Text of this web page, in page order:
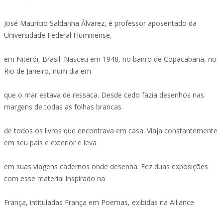
José Maurício Saldanha Álvarez, é professor aposentado da
Universidade Federal Fluminense,
em Niterói, Brasil. Nasceu em 1948, no bairro de Copacabana, no
Rio de Janeiro, num dia em
que o mar estava de ressaca. Desde cedo fazia desenhos nas
margens de todas as folhas brancas
de todos os livros que encontrava em casa. Viaja constantemente
em seu país e exterior e leva
em suas viagens cadernos onde desenha. Fez duas exposições
com esse material inspirado na
França, intituladas França em Poemas, exibidas na Alliance